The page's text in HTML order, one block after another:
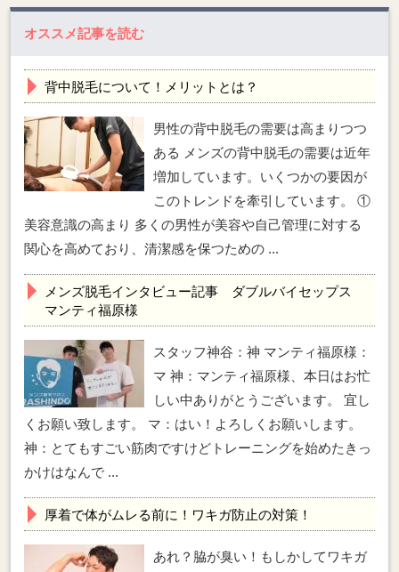
オススメ記事を読む
背中脱毛について！メリットとは？
男性の背中脱毛の需要は高まりつつ
ある メンズの背中脱毛の需要は近年
増加しています。いくつかの要因が
このトレンドを牽引しています。 ①
美容意識の高まり 多くの男性が美容や自己管理に対する
関心を高めており、清潔感を保つための ...
メンズ脱毛インタビュー記事 ダブルバイセップス
マンティ福原様
スタッフ神谷：神 マンティ福原様：
マ 神：マンティ福原様、本日はお忙
しい中ありがとうございます。 宜し
くお願い致します。 マ：はい！よろしくお願いします。
神：とてもすごい筋肉ですけどトレーニングを始めたきっ
かけはなんで ...
厚着で体がムレる前に！ワキガ防止の対策！
あれ？脇が臭い！もしかしてワキガ